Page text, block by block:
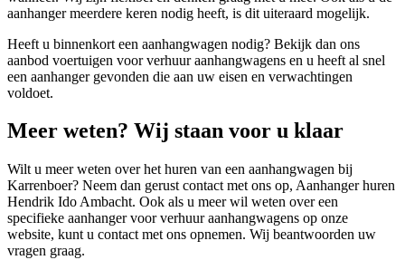
aanhanger meerdere keren nodig heeft, is dit uiteraard mogelijk.
Heeft u binnenkort een aanhangwagen nodig? Bekijk dan ons
aanbod voertuigen voor verhuur aanhangwagens en u heeft al snel
een aanhanger gevonden die aan uw eisen en verwachtingen
voldoet.
Meer weten? Wij staan voor u klaar
Wilt u meer weten over het huren van een aanhangwagen bij
Karrenboer? Neem dan gerust contact met ons op, Aanhanger huren
Hendrik Ido Ambacht. Ook als u meer wil weten over een
specifieke aanhanger voor verhuur aanhangwagens op onze
website, kunt u contact met ons opnemen. Wij beantwoorden uw
vragen graag.